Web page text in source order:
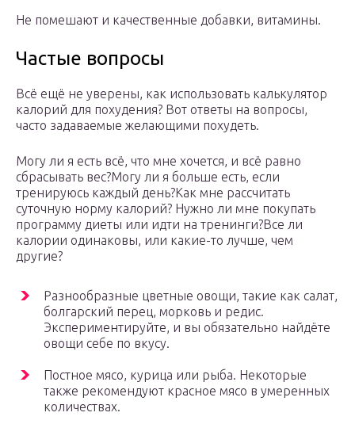
Не помешают и качественные добавки, витамины.
Частые вопросы
Всё ещё не уверены, как использовать калькулятор
калорий для похудения? Вот ответы на вопросы,
часто задаваемые желающими похудеть.
Могу ли я есть всё, что мне хочется, и всё равно
сбрасывать вес?Могу ли я больше есть, если
тренируюсь каждый день?Как мне рассчитать
суточную норму калорий? Нужно ли мне покупать
программу диеты или идти на тренинги?Все ли
калории одинаковы, или какие-то лучше, чем
другие?
Разнообразные цветные овощи, такие как салат,
болгарский перец, морковь и редис.
Экспериментируйте, и вы обязательно найдёте
овощи себе по вкусу.
Постное мясо, курица или рыба. Некоторые
также рекомендуют красное мясо в умеренных
количествах.